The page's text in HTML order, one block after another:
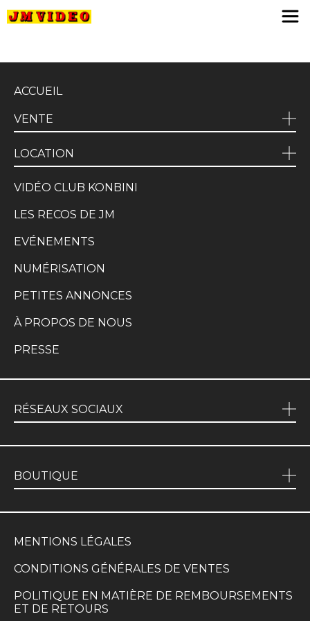
ACCUEIL
VENTE
LOCATION
VIDÉO CLUB KONBINI
LES RECOS DE JM
EVÉNEMENTS
NUMÉRISATION
PETITES ANNONCES
À PROPOS DE NOUS
PRESSE
RÉSEAUX SOCIAUX
BOUTIQUE
MENTIONS LÉGALES
CONDITIONS GÉNÉRALES DE VENTES
POLITIQUE EN MATIÈRE DE REMBOURSEMENTS
ET DE RETOURS